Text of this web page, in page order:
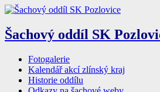
Šachový oddíl SK
Fotogalerie
Kalendář akcí zlínský kraj
Historie oddílu